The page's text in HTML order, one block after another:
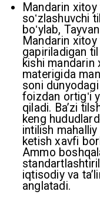
Mandarin xitoy
soʻzlashuvchi
boʻylab,
Mandarin xitoy
gapiriladigan
kishi mandarin
materigida
soni
foizdan ortigʻi
qiladi. Baʼzi
keng
intilish mahalliy
ketish xavfi
Ammo
iqtisodiy va
anglatadi.